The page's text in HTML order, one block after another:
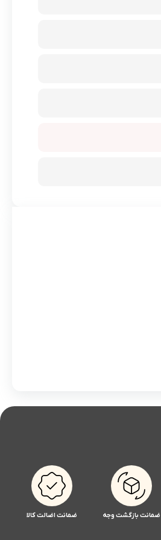
ضمانت بازگشت وجه ضمانت اضالت کالا